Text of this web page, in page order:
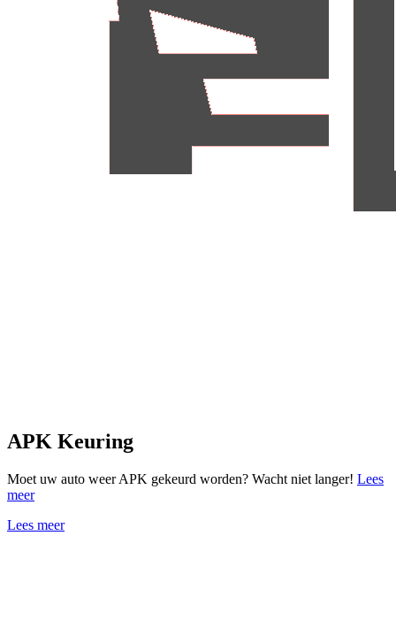
APK Keuring
Moet uw auto weer APK gekeurd worden? Wacht niet langer! Lees
meer
Lees meer